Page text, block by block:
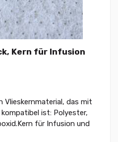
Kern für Infusion
Vlieskernmaterial, das mit
ist: Polyester,
für Infusion und